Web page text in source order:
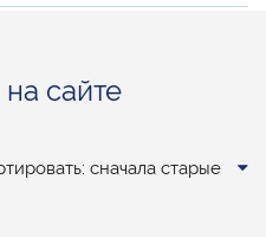
сайте
сначала старые